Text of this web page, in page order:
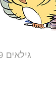
גילאים 7-9